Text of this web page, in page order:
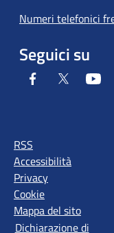
Numeri telefonici
Seguici su
Facebook Twitter
RSS
Accessibilità
Privacy
Cookie
Mappa del sito
Dichiarazione di